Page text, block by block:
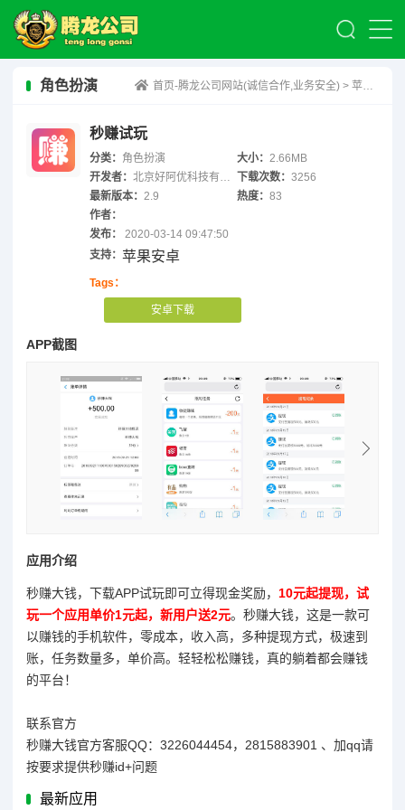
角色扮演 首页-腾龙公司网站(诚信合作,业务安全) > 苹果赚钱
秒赚试玩
分类： 角色扮演 大小：2.66MB
开发者： 北京好阿优科技有限公司 下载次数：3256
最新版本： 2.9 热度：83
作者：
发布：
2020-03-14 09:47:50
支持： 苹果安卓
Tags：
安卓下载
APP截图
应用介绍
秒赚大钱，下载APP试玩即可立得现金奖励， 10元起提现，试
玩一个应用单价1元起，新用户送2元。秒赚大钱，这是一款可
以赚钱的手机软件，零成本，收入高，多种提现方式，极速到
账，任务数量多，单价高。轻轻松松赚钱，真的躺着都会赚钱
的平台！
联系官方
秒赚大钱官方客服QQ：3226044454，2815883901 、加qq请
按要求提供秒赚id+问题
最新应用